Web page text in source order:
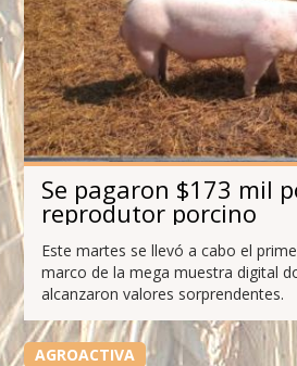
Se pagaron $173 mil
reprodutor porcino
Este martes se llevó a cabo el
marco de la mega muestra digital
alcanzaron valores sorprendentes.
AGROACTIVA